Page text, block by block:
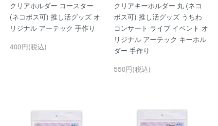
クリアホルダー コースター
(ネコポス可) 推し活グッズ オ
リジナル アーテック 手作り
400円(税込)
クリアキーホルダー 丸 (ネコ
ポス可) 推し活グッズ うちわ
コンサート ライブ イベント オ
リジナル アーテック キーホル
ダー 手作り
550円(税込)